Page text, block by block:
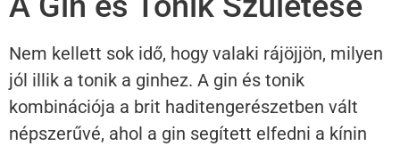
Nem kellett sok idő, hogy valaki rájöjjön, milyen
jól illik a tonik a ginhez. A gin és tonik
kombinációja a brit haditengerészetben vált
népszerűvé, ahol a gin segített elfedni a kínin